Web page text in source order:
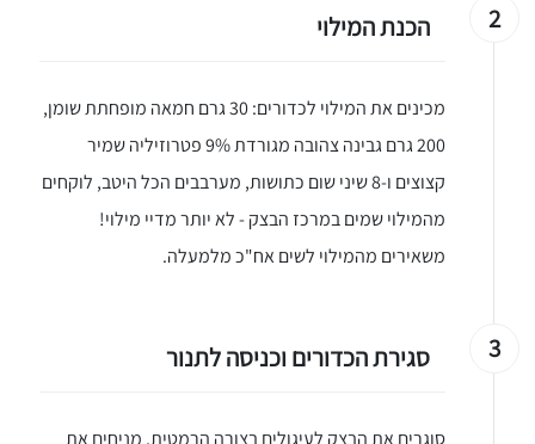
2 הכנת המילוי
מכינים את המילוי לכדורים: 30 גרם חמאה מופחתת שומן,
200 גרם גבינה צהובה מגורדת 9% פטרוזיליה שמיר
קצוצים ו-8 שיני שום כתושות, מערבבים הכל היטב, לוקחים
מהמילוי שמים במרכז הבצק - לא יותר מדיי מילוי!
משאירים מהמילוי לשים אח"כ מלמעלה.
3 סגירת הכדורים וכניסה לתנור
סוגרים את הבצק לעיגולים בצורה הרמטית, מניחים את